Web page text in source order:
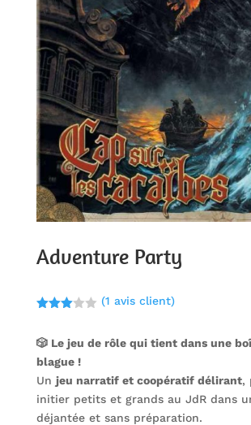
Adventure Party
sur 5
sur
notatio
n client
(1 avis client)
🎲 Le jeu de rôle qui tient dans une
blague !
Un jeu narratif et coopératif délirant,
initier petits et grands au JdR dans
déjantée et sans préparation.